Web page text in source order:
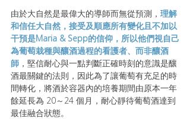
由於大自然是最偉大的導師而無從預測， 理解
和信任大自然，接受及順應所有變化且不加以
干預是Maria & Sepp的信仰，所以他們視自己
為葡萄栽種與釀酒過程的看護者、而非釀酒
師 ，堅信耐心與一點判斷正確時刻的意識是釀
酒最關鍵的法則，因此為了讓葡萄有充足的時
間轉化，將酒於容器內的培養期間由原本一年
餘延長為 20～24 個月，耐心靜待葡萄酒達到
最佳融合狀態。